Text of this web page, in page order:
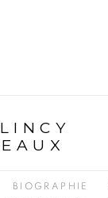
BIOGRAPHIE